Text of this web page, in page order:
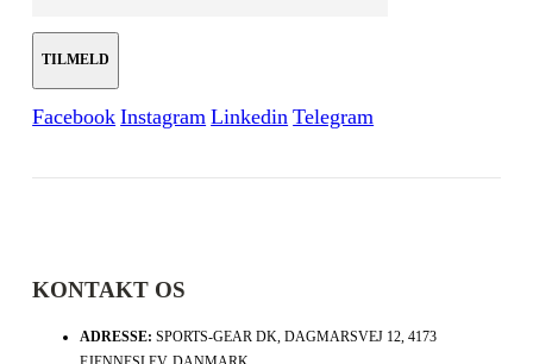
Facebook Instagram Linkedin Telegram
KONTAKT OS
ADRESSE: SPORTS-GEAR DK, DAGMARSVEJ 12, 4173